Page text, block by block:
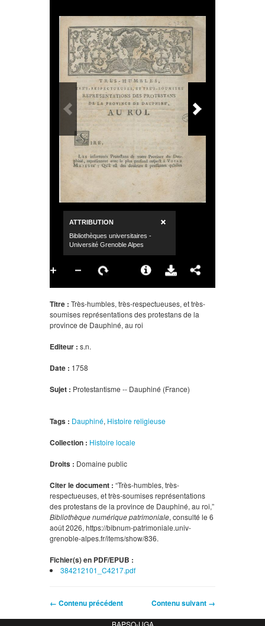
Titre : Très-humbles, très-respectueuses, et très-
soumises représentations des protestans de la
province de Dauphiné, au roi
Editeur : s.n.
Date : 1758
Sujet : Protestantisme -- Dauphiné (France)
Tags : Dauphiné, Histoire religieuse
Collection : Histoire locale
Droits : Domaine public
Citer le document : “Très-humbles, très-
respectueuses, et très-soumises représentations
des protestans de la province de Dauphiné, au roi,”
Bibliothèque numérique patrimoniale, consulté le 6
août 2026, https://bibnum-patrimoniale.univ-
grenoble-alpes.fr/items/show/836.
Fichier(s) en PDF/EPUB :
384212101_C4217.pdf
← Contenu précédent Contenu suivant →
BAPSO-UGA